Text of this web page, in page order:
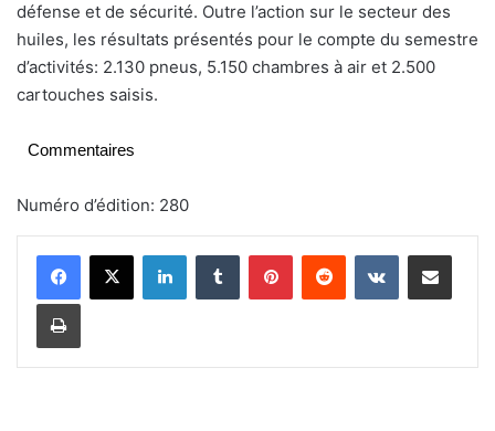
défense et de sécurité. Outre l’action sur le secteur des
huiles, les résultats présentés pour le compte du semestre
d’activités: 2.130 pneus, 5.150 chambres à air et 2.500
cartouches saisis.
Commentaires
Numéro d’édition: 280